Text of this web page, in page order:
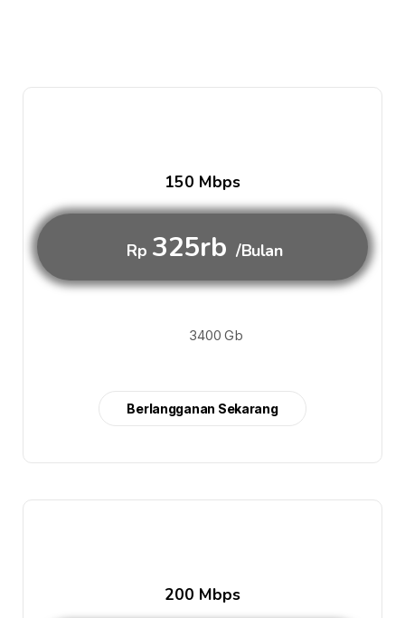
150 Mbps
Rp 325rb /Bulan
3400 Gb
Berlangganan Sekarang
200 Mbps